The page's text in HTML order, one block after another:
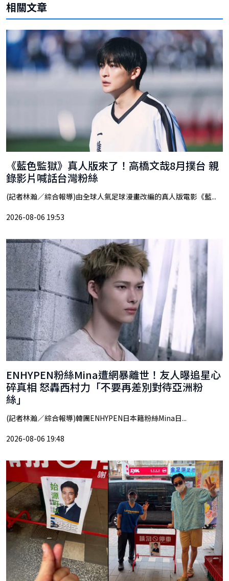
相關文章
《藍色監獄》真人版來了！高橋文哉8月撲台 親
錄影片喊話台灣粉絲
(記者林瀚／綜合報導)由全球人氣足球漫畫改編的真人版電影《藍...
2026-08-06 19:53
ENHYPEN粉絲Mina遭網暴離世！友人曝追星心
碎真相 怒轟西村力「不要再差別對待亞洲粉
絲」
(記者林瀚／綜合報導)韓團ENHYPEN日本籍粉絲Mina日...
2026-08-06 19:48